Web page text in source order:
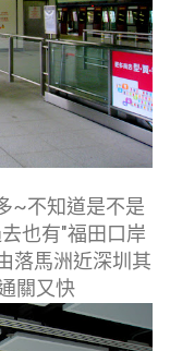
~不知道是不是
也有"福田口岸
落馬洲近深圳其
關又快